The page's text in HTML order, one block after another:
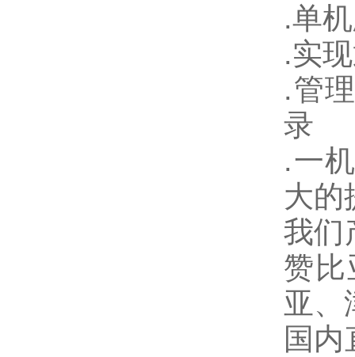
.单
.实
.管
录
.一
大的
我们
赞
亚、
国